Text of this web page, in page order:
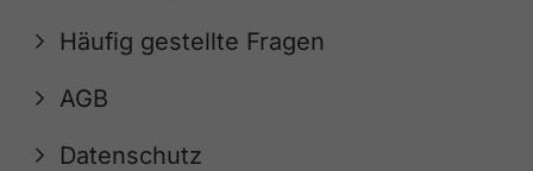
Häufig gestellte Fragen
AGB
Datenschutz